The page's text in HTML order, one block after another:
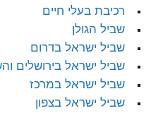
רכיבת בעלי חיים
שביל הגולן
שביל ישראל בדרום
שביל ישראל בירושלים
שביל ישראל במרכז
שביל ישראל בצפון